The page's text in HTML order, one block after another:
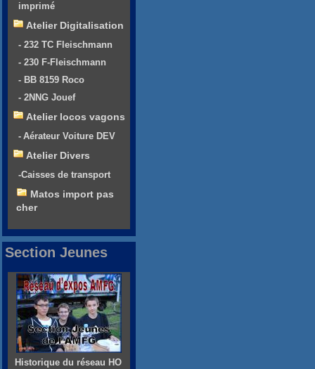
imprimé
Atelier Digitalisation
- 232 TC Fleischmann
- 230 F-Fleischmann
- BB 8159 Roco
- 2NNG Jouef
Atelier locos vagons
- Aérateur Voiture DEV
Atelier Divers
-Caisses de transport
Matos import pas
cher
Section Jeunes
Historique du réseau HO